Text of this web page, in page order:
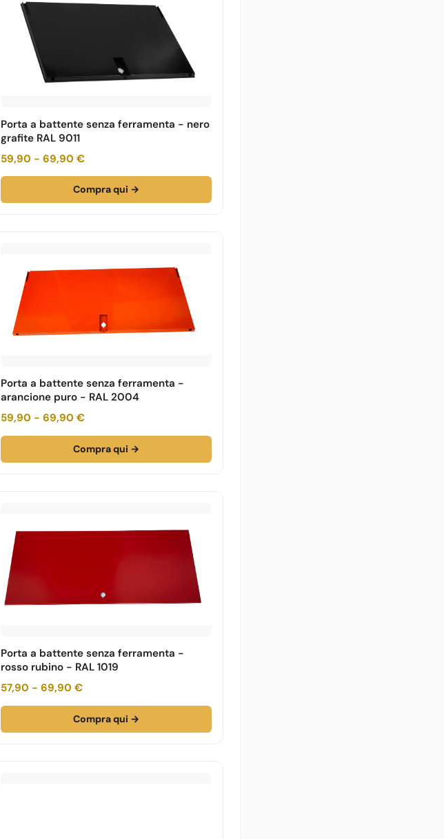
Porta a battente senza ferramenta - nero
grafite RAL 9011
59,90 - 69,90 €
Compra qui →
Porta a battente senza ferramenta -
arancione puro - RAL 2004
59,90 - 69,90 €
Compra qui →
Porta a battente senza ferramenta -
rosso rubino - RAL 1019
57,90 - 69,90 €
Compra qui →